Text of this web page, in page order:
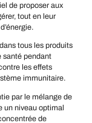
de proposer aux
tout en leur
tous les produits
santé pendant
les effets
immunitaire.
par le mélange de
un niveau optimal
de